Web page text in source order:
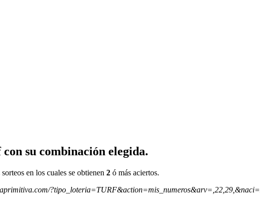
su combinación elegida.
en los cuales se obtienen 2 ó más aciertos.